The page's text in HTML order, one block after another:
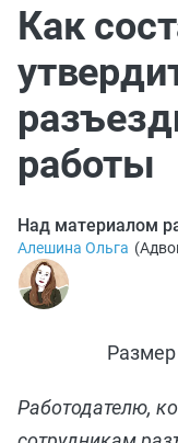
07.08
отношений
#новости
Как
работы
Над материалом
Алешина Ольга (
Работодателю,